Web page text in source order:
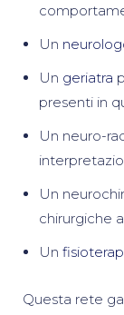
Un
Un geriatra
presenti in
Un neuro-
Un
chirurgiche
Un
Questa rete